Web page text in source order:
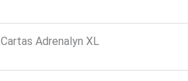
Cartas Adrenalyn XL